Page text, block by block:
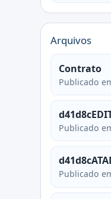
Arquivos
Contrato
Publicado
Publicado
Publicado